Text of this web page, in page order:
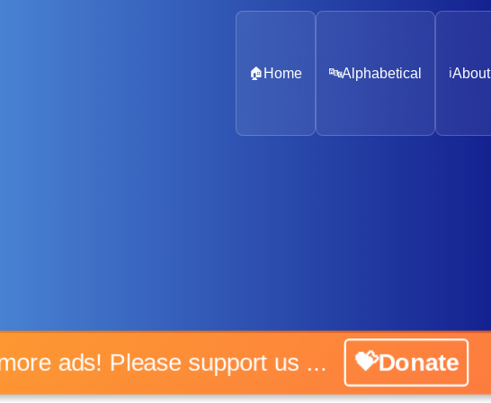
🏠 Home 🔤Alphabetical ℹ️About
more ads! Please support us ... 💝Donate